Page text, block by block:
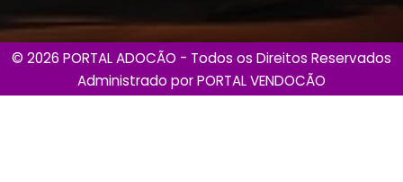
© 2026 PORTAL ADOCÃO - Todos os Direitos Reservados
Administrado porPORTAL VENDOCÃO